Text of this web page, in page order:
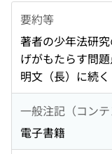
要約等
著者の少年法研
げがもたらす問
明文（長）に続く
一般注記（コンテ
電子書籍